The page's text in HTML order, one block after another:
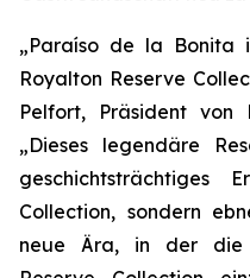
„Paraíso de la Bonita
Royalton Reserve
Pelfort, Präsident von
„Dieses legendäre
Collection, sondern
neue Ära, in der die